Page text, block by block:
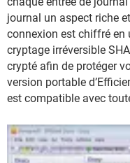
journal un aspect riche
connexion est chiffré
cryptage irréversible
crypté afin de protéger
version portable
est compatible avec